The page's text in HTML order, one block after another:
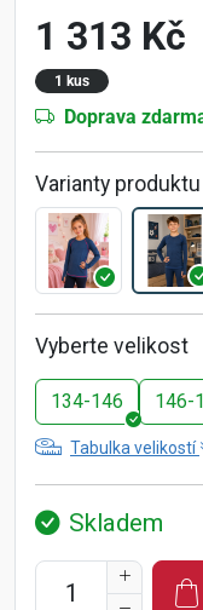
1 313 Kč
1 kus
Doprava
Varianty produktu
Vyberte velikost
134-146 146-
Tabulka velikostí
Skladem